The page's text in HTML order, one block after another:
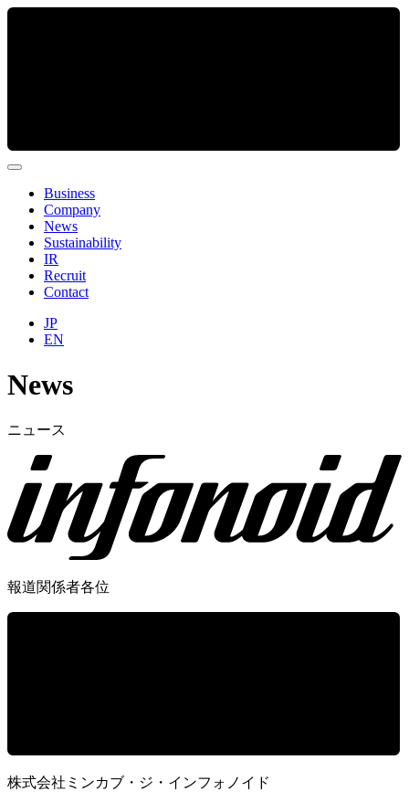
Business
Company
News
Sustainability
IR
Recruit
Contact
JP
EN
News
ニュース
報道関係者各位
株式会社ミンカブ・ジ・インフォノイド